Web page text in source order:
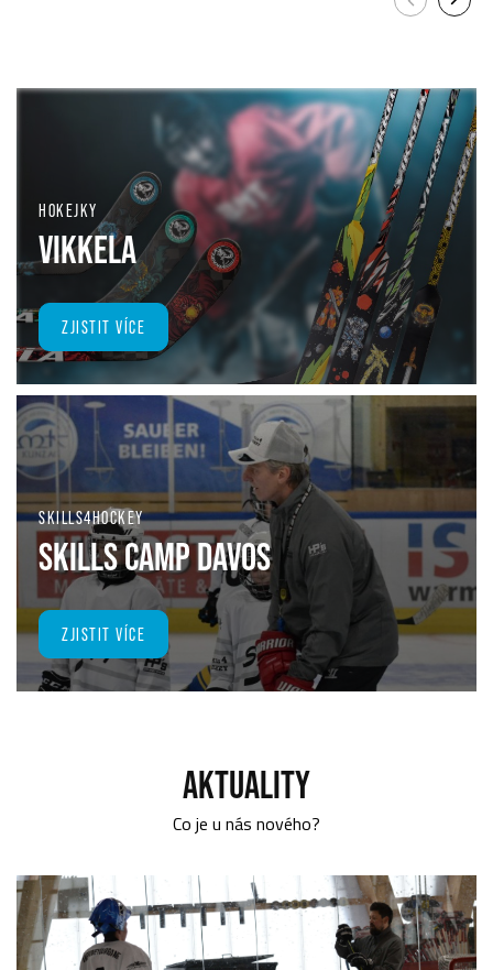
HOKEJKY
VIKKELA
ZJISTIT VÍCE
SKILLS4HOCKEY
SKILLS CAMP DAVOS
ZJISTIT VÍCE
AKTUALITY
Co je u nás nového?